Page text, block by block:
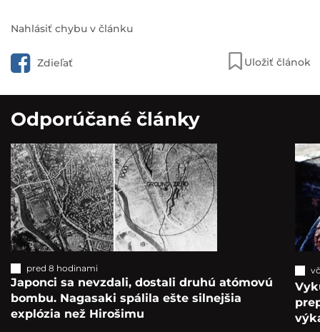
Nahlásiť chybu v článku
Zdieľať Uložiť článok
Odporúčané články
pred 8 hodinami
Japonci sa nevzdali, dostali druhú atómovú
bombu. Nagasaki spálila ešte silnejšia
explózia než Hirošimu